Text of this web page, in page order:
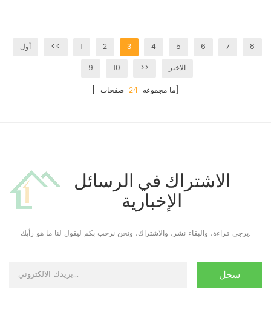
أول << 1 2 3 4 5 6 7
8
9
10 >>
الاخير
[ ما مجموعه 24 صفحات]
الاشتراك في الرسائل
الإخبارية
يرجى قراءة، والبقاء نشر، والاشتراك، ونحن نرحب بكم ليقول لنا ما هو رأيك.